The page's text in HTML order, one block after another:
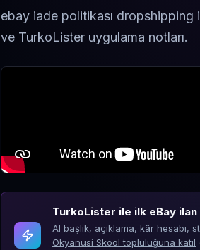
ebay iade politikası dropshipping
ve TurkoLister uygulama notları.
TurkoLister ile ilk eBay ilan
AI başlık, açıklama, kâr hesabı,
Okyanusi Skool topluluğuna katıl